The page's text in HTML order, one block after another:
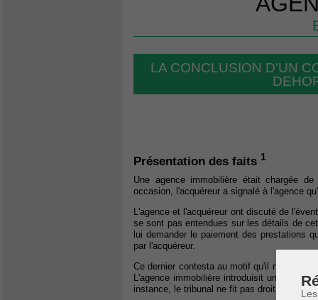
LA CONCLUSION D'UN
Présentation des faits 1
Une agence immobilière était chargée
occasion, l'acquéreur a signalé à l'agence
L'agence et l'acquéreur ont discuté de
se sont pas entendues sur les détails de
lui demander le paiement des prestations
par l'acquéreur.
Ce dernier contesta au motif qu'il n'avait
L'agence immobilière introduisit une
instance, le tribunal ne fit pas droit à cette